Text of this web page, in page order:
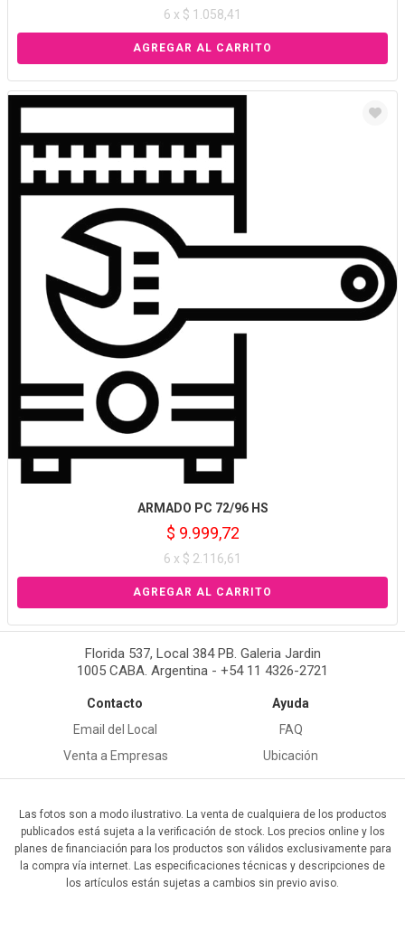
6 x $ 1.058,41
ARMADO PC 72/96 HS
$ 9.999,72
6 x $ 2.116,61
Florida 537, Local 384 PB. Galeria Jardin
1005 CABA. Argentina - +54 11 4326-2721
Contacto
Email del Local
Venta a Empresas
Ayuda
FAQ
Ubicación
Las fotos son a modo ilustrativo. La venta de cualquiera de los productos
publicados está sujeta a la verificación de stock. Los precios online y los
planes de financiación para los productos son válidos exclusivamente para
la compra vía internet. Las especificaciones técnicas y descripciones de
los artículos están sujetas a cambios sin previo aviso.